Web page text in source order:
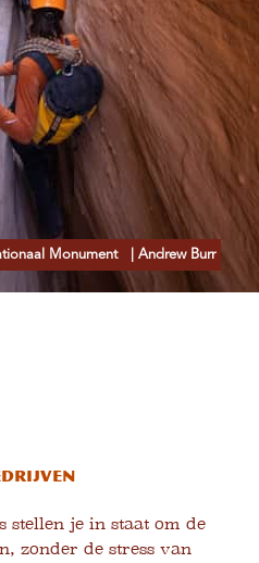
Monument | Andrew Burr
stellen je in staat om de
zonder de stress van